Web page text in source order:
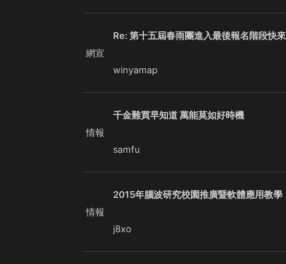
網宣
Re: 第十五屆春雨團進入最後報名階段快
winyamap
情報
千金難買早知道 萬能莫如好時機
samfu
情報
2015年腦波研究校園推廣暨軟體應用教學
j8xo